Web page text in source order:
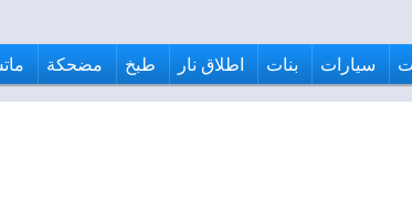
سيارات بنات اطلاق نار طبخ مضحكة